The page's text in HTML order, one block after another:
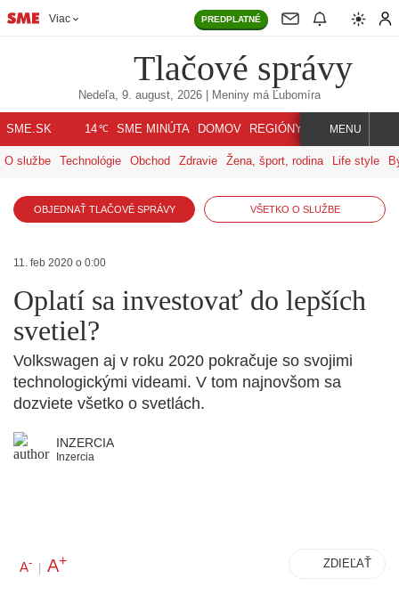
Viac PREDPLATNÉ
Tlačové správy
Nedeľa, 9. august, 2026 | Meniny má Ľubomíra
SME.SK 14℃ SME MINÚTA DOMOV REGIÓNY INDEX SVET
MENU
O službe Technológie Obchod Zdravie Žena, šport, rodina Life style
OBJEDNAŤ TLAČOVÉ SPRÁVY VŠETKO O SLUŽBE
11. feb 2020 o 0:00
Oplatí sa investovať do lepších
svetiel?
Volkswagen aj v roku 2020 pokračuje so svojimi
technologickými videami. V tom najnovšom sa
dozviete všetko o svetlách.
INZERCIA
Inzercia
A- | A+ ZDIEĽAŤ